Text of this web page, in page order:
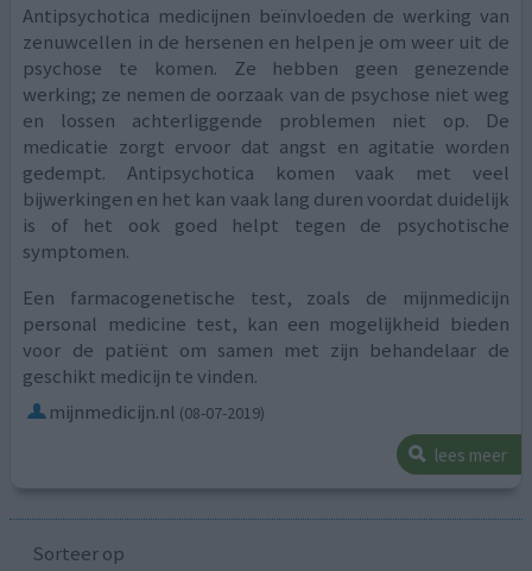
Antipsychotica medicijnen beïnvloeden de werking van
zenuwcellen in de hersenen en helpen je om weer uit de
psychose te komen. Ze hebben geen genezende
werking; ze nemen de oorzaak van de psychose niet weg
en lossen achterliggende problemen niet op. De
medicatie zorgt ervoor dat angst en agitatie worden
gedempt. Antipsychotica komen vaak met veel
bijwerkingen en het kan vaak lang duren voordat duidelijk
is of het ook goed helpt tegen de psychotische
symptomen.
Een farmacogenetische test, zoals de mijnmedicijn
personal medicine test, kan een mogelijkheid bieden
voor de patiënt om samen met zijn behandelaar de
geschikt medicijn te vinden.
mijnmedicijn.nl (08-07-2019)
lees meer
Sorteer op